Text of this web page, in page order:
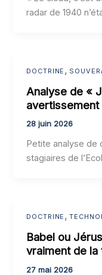
radar de 1940
DOCTRINE ,
Analyse de «
avertissement
28 juin 2026
Petite analyse de
stagiaires de
DOCTRINE ,
Babel ou
vraiment de la
27 mai 2026